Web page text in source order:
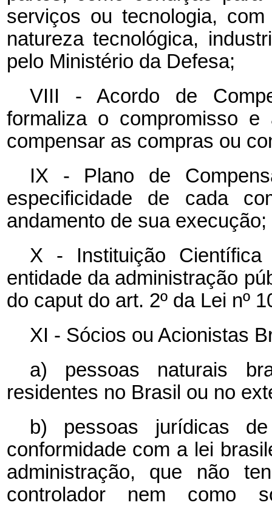
serviços ou tecnologia,
natureza tecnológica,
pelo Ministério da Defesa;
VIII - Acordo de
formaliza o compromisso
compensar as compras ou
IX - Plano de
especificidade de cada
andamento de sua execução;
X - Instituição
entidade da administração
do caput do art. 2º da Lei nº
XI - Sócios ou Acionistas
a) pessoas naturais
residentes no Brasil ou no
b) pessoas jurídicas
conformidade com a lei
administração, que não
controlador nem como